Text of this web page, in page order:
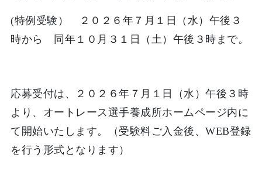
(特例受験） ２０２６年７月１日（水）午後３
時から 同年１０月３１日（土）午後３時まで。
応募受付は、２０２６年７月１日（水）午後３時
より、オートレース選手養成所ホームページ内に
て開始いたします。（受験料ご入金後、WEB登録
を行う形式となります）